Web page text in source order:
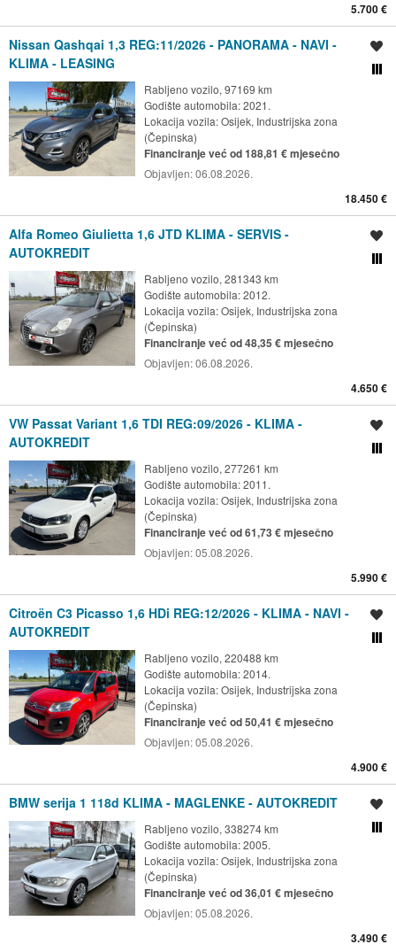
5.700 €
Nissan Qashqai 1,3 REG:11/2026 - PANORAMA - NAVI -
KLIMA - LEASING
Rabljeno vozilo, 97169 km
Godište automobila: 2021.
Lokacija vozila:Osijek, Industrijska zona
(Čepinska)
Financiranje već od 188,81 € mjesečno
Objavljen:06.08.2026.
18.450 €
Alfa Romeo Giulietta 1,6 JTD KLIMA - SERVIS -
AUTOKREDIT
Rabljeno vozilo, 281343 km
Godište automobila: 2012.
Lokacija vozila:Osijek, Industrijska zona
(Čepinska)
Financiranje već od 48,35 € mjesečno
Objavljen:06.08.2026.
4.650 €
VW Passat Variant 1,6 TDI REG:09/2026 - KLIMA -
AUTOKREDIT
Rabljeno vozilo, 277261 km
Godište automobila: 2011.
Lokacija vozila:Osijek, Industrijska zona
(Čepinska)
Financiranje već od 61,73 € mjesečno
Objavljen:05.08.2026.
5.990 €
Citroën C3 Picasso 1,6 HDi REG:12/2026 - KLIMA - NAVI -
AUTOKREDIT
Rabljeno vozilo, 220488 km
Godište automobila: 2014.
Lokacija vozila:Osijek, Industrijska zona
(Čepinska)
Financiranje već od 50,41 € mjesečno
Objavljen:05.08.2026.
4.900 €
BMW serija 1 118d KLIMA - MAGLENKE - AUTOKREDIT
Rabljeno vozilo, 338274 km
Godište automobila: 2005.
Lokacija vozila:Osijek, Industrijska zona
(Čepinska)
Financiranje već od 36,01 € mjesečno
Objavljen:05.08.2026.
3.490 €